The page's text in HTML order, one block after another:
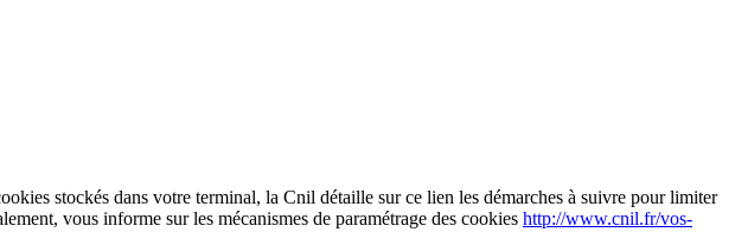
stockés dans votre terminal, la Cnil détaille sur ce lien les démarches à suivre pour limiter
vous informe sur les mécanismes de paramétrage des cookies http://www.cnil.fr/vos-